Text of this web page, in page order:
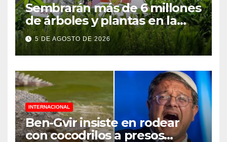
Sembrarán más de 6 millones
de árboles y plantas en la
Jornada Nacional de
Reforestación 2026
5 DE AGOSTO DE 2026
INTERNACIONAL
Ben-Gvir insiste en rodear
con cocodrilos a presos